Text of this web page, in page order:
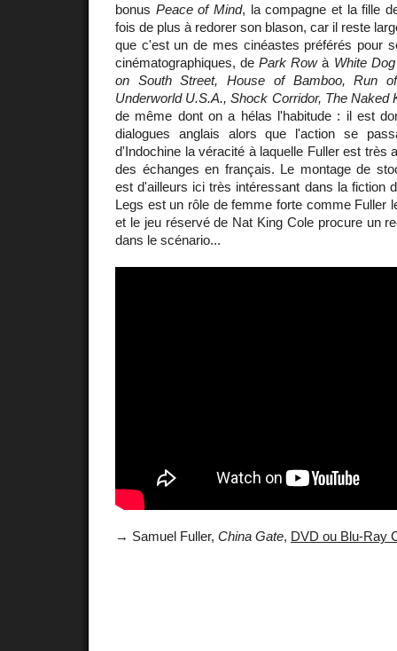
bonus Peace of Mind, la compagne et la fille
fois de plus à redorer son blason, car il reste
que c'est un de mes cinéastes préférés pour
cinématographiques, dePark Rowà White Dog
on South Street, House of Bamboo, Run
Underworld U.S.A., Shock Corridor, The Naked
de même dont on a hélas l'habitude : il est
dialogues anglais alors que l'action se
d'Indochine la véracité à laquelle Fuller est très
des échanges en français. Le montage de
est d'ailleurs ici très intéressant dans la fiction
Legs est un rôle de femme forte comme Fuller
et le jeu réservé de Nat King Cole procure un
dans le scénario...
→ Samuel Fuller, China Gate, DVD ou Blu-Ray